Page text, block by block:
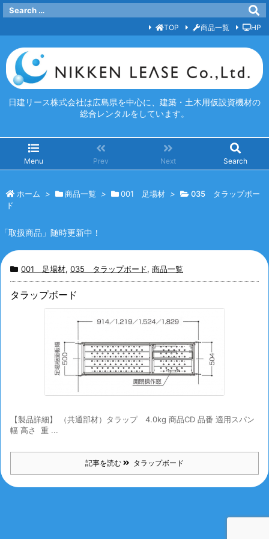
日建リース株式会社は広島県を中心に、建築・土木用仮設資機材の
総合レンタルをしています。
Menu Prev Next Search
TOP 商品一覧 HP
ホーム > 商品一覧 > 001 足場材 >
035 タラップボー
ド
「取扱商品」随時更新中！
001 足場材, 035 タラップボード, 商品一覧
タラップボード
【製品詳細】 （共通部材）タラップ 4.0kg 商品CD 品番 適用スパン
幅 高さ 重 ...
記事を読む タラップボード